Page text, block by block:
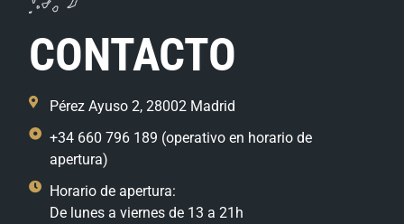
CONTACTO
Pérez Ayuso 2, 28002 Madrid
+34 660 796 189 (operativo en horario de
apertura)
Horario de apertura:
De lunes a viernes de 13 a 21h